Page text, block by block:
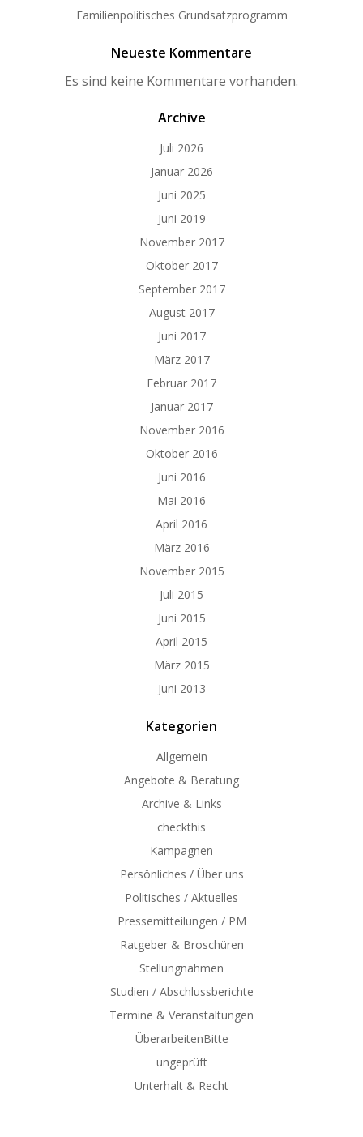
Familienpolitisches Grundsatzprogramm
Neueste Kommentare
Es sind keine Kommentare vorhanden.
Archive
Juli 2026
Januar 2026
Juni 2025
Juni 2019
November 2017
Oktober 2017
September 2017
August 2017
Juni 2017
März 2017
Februar 2017
Januar 2017
November 2016
Oktober 2016
Juni 2016
Mai 2016
April 2016
März 2016
November 2015
Juli 2015
Juni 2015
April 2015
März 2015
Juni 2013
Kategorien
Allgemein
Angebote & Beratung
Archive & Links
checkthis
Kampagnen
Persönliches / Über uns
Politisches / Aktuelles
Pressemitteilungen / PM
Ratgeber & Broschüren
Stellungnahmen
Studien / Abschlussberichte
Termine & Veranstaltungen
ÜberarbeitenBitte
ungeprüft
Unterhalt & Recht